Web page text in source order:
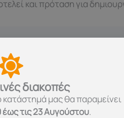
και πρόταση για
& τον Ελεύθερο Χρόνο,
διακοπές
μας θα παραμείνει
έως τις 23 Αυγούστου.